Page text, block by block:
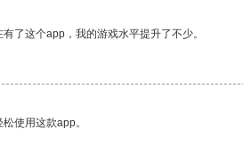
了这个app，我的游戏水平提升了不少。
使用这款app。